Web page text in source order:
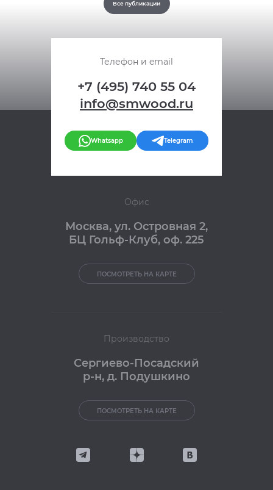
Все публикации
Телефон и email
+7 (495) 740 55 04
info@smwood.ru
Whatsapp Telegram
Офис
Москва, ул. Островная 2,
БЦ Гольф-Клуб, оф. 225
ПОСМОТРЕТЬ НА КАРТЕ
Производство
Сергиево-Посадский
р-н, д. Подушкино
ПОСМОТРЕТЬ НА КАРТЕ